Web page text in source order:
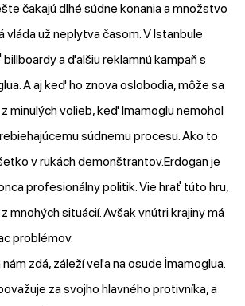
čakajú dlhé súdne konania a množstvo
vláda už neplytva časom. V Istanbule
billboardy a ďalšiu reklamnú kampaň s
A aj keď ho znova oslobodia, môže sa
minulých volieb, keď Imamoglu nemohol
súdnemu procesu. Ako to
v rukách demonštrantov.Erdogan je
profesionálny politik. Vie hrať túto hru,
mnohých situácií. Avšak vnútri krajiny má
problémov.
zdá, záleží veľa na osude İmamoglua.
za svojho hlavného protivníka, a